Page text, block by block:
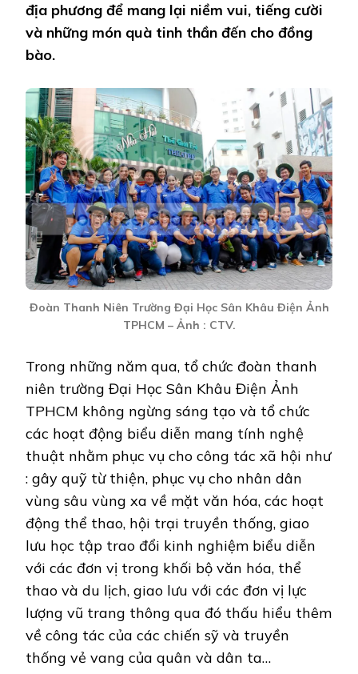
địa phương để mang lại niềm vui, tiếng cười
và những món quà tinh thần đến cho đồng
bào.
Đoàn Thanh Niên Trường Đại Học Sân Khâu Điện Ảnh
TPHCM – Ảnh : CTV.
Trong những năm qua, tổ chức đoàn thanh
niên trường Đại Học Sân Khâu Điện Ảnh
TPHCM không ngừng sáng tạo và tổ chức
các hoạt động biểu diễn mang tính nghệ
thuật nhằm phục vụ cho công tác xã hội như
: gây quỹ từ thiện, phục vụ cho nhân dân
vùng sâu vùng xa về mặt văn hóa, các hoạt
động thể thao, hội trại truyền thống, giao
lưu học tập trao đổi kinh nghiệm biểu diễn
với các đơn vị trong khối bộ văn hóa, thể
thao và du lịch, giao lưu với các đơn vị lực
lượng vũ trang thông qua đó thấu hiểu thêm
về công tác của các chiến sỹ và truyền
thống vẻ vang của quân và dân ta…